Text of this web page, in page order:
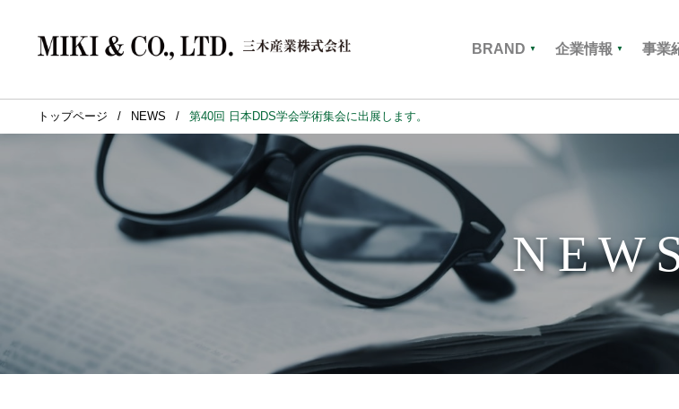
BRAND ▼
BRAND
BRANDトップへ
HISTORY
三木産業350年の歴史
[専門性]
企業情報 ▼
企業情報
企業情報トップへ
トップメッセージ 会社案内
事業
事業紹介
事業紹介トップへ
ファインケミカル コーティング
サステナビリティ
サステナビリティ トップへ
環境への取り組み
(カーボンニュートラル)
社会への取り
トップページ NEWS 第40回 日本DDS学会学術集会に出展します。